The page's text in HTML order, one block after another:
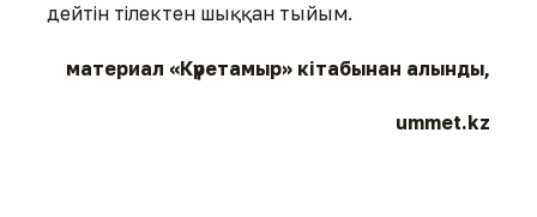
дейтін тілектен шыққан тыйым.
материал «Күретамыр» кітабынан алынды,
ummet.kz